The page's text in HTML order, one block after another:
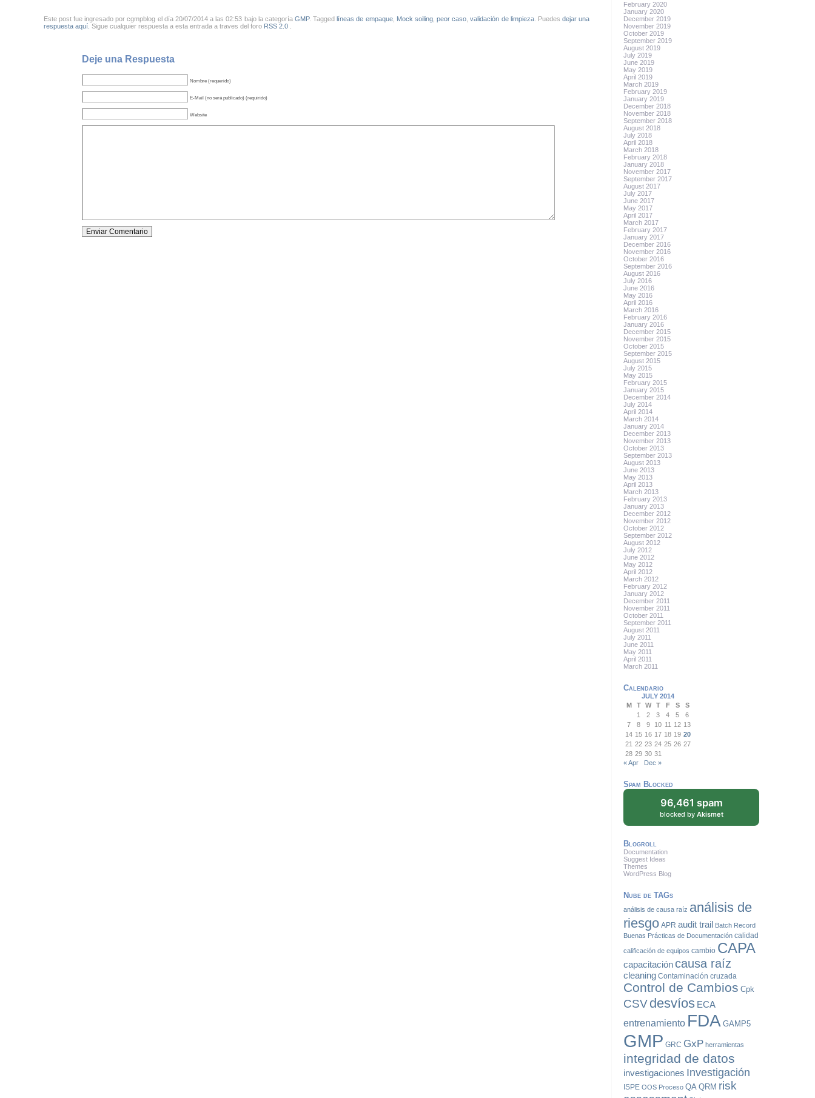
Este post fue ingresado por cgmpblog el día 20/07/2014 a las 02:53 bajo la categoría GMP. Taggedlíneas de empaque, Mock soiling,peor caso ,validación de limpieza. Puedesdejar una
respuesta aquí. Sigue cualquier respuesta a esta entrada a traves del foro RSS 2.0.
Deje una Respuesta
Nombre (requerido)
E-Mail (no será publicado) (requirido)
Website
February 2020
January 2020
December 2019
November 2019
October 2019
September 2019
August 2019
July 2019
June 2019
May 2019
April 2019
March 2019
February 2019
January 2019
December 2018
November 2018
September 2018
August 2018
July 2018
April 2018
March 2018
February 2018
January 2018
November 2017
September 2017
August 2017
July 2017
June 2017
May 2017
April 2017
March 2017
February 2017
January 2017
December 2016
November 2016
October 2016
September 2016
August 2016
July 2016
June 2016
May 2016
April 2016
March 2016
February 2016
January 2016
December 2015
November 2015
October 2015
September 2015
August 2015
July 2015
May 2015
February 2015
January 2015
December 2014
July 2014
April 2014
March 2014
January 2014
December 2013
November 2013
October 2013
September 2013
August 2013
June 2013
May 2013
April 2013
March 2013
February 2013
January 2013
December 2012
November 2012
October 2012
September 2012
August 2012
July 2012
June 2012
May 2012
April 2012
March 2012
February 2012
January 2012
December 2011
November 2011
October 2011
September 2011
August 2011
July 2011
June 2011
May 2011
April 2011
March 2011
Calendario
JULY 2014
M
T W T F S
S
1
2 3 4 5
6
7
8 9 10 11 12 13
14 15 16 17 18 19 20
21 22 23 24 25 26 27
28 29 30 31
« Apr
Dec »
Spam Blocked
96,461 spam
blocked by Akismet
Blogroll
Documentation
Suggest Ideas
Themes
WordPress Blog
Nube de TAGs
análisis de causa raíz análisis de
riesgo APR audit trail Batch Record
Buenas Prácticas de Documentación calidad
calificación de equipos cambio CAPA
capacitacióncausa raíz
cleaning Contaminación cruzada
Control de Cambios Cpk
CSVdesvíos ECA
entrenamiento FDA GAMP5
GMP GRC GxP herramientas
integridad de datos
investigaciones Investigación
ISPE OOS Proceso QA QRM risk